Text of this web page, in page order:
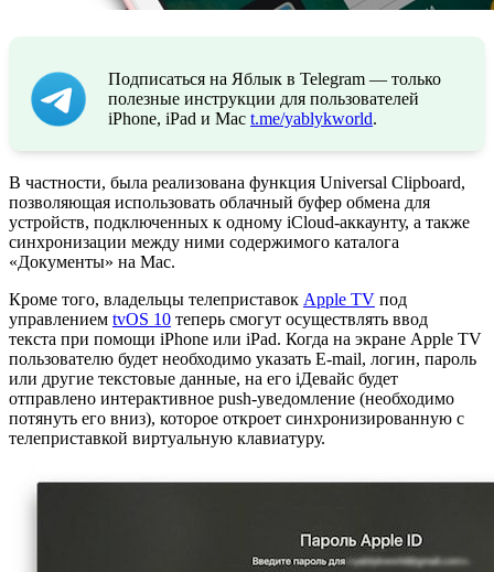
Подписаться на Яблык в Telegram — только
полезные инструкции для пользователей
iPhone, iPad и Mac t.me/yablykworld.
В частности, была реализована функция Universal Clipboard,
позволяющая использовать облачный буфер обмена для
устройств, подключенных к одному iCloud-аккаунту, а также
синхронизации между ними содержимого каталога
«Документы» на Mac.
Кроме того, владельцы телеприставок Apple TV под
управлением tvOS 10 теперь смогут осуществлять ввод
текста при помощи iPhone или iPad. Когда на экране Apple TV
пользователю будет необходимо указать E-mail, логин, пароль
или другие текстовые данные, на его iДевайс будет
отправлено интерактивное push-уведомление (необходимо
потянуть его вниз), которое откроет синхронизированную с
телеприставкой виртуальную клавиатуру.